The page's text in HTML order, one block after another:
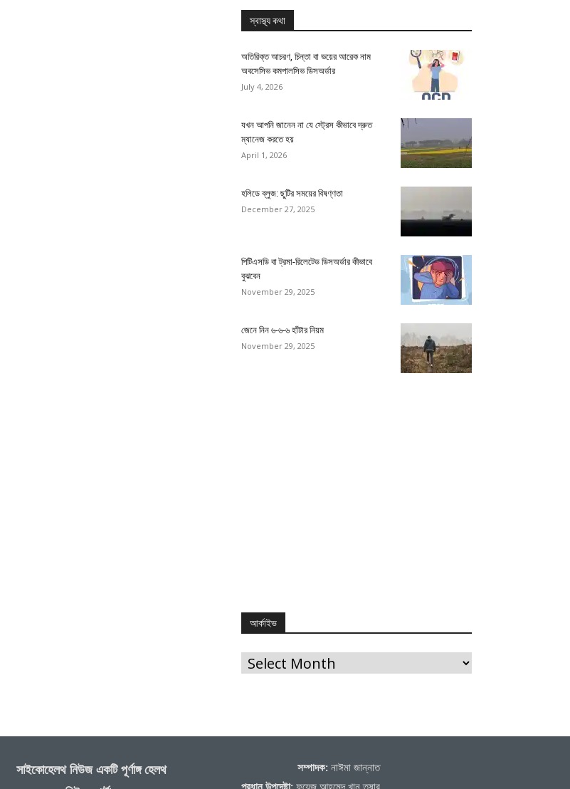
স্বাস্থ্য কথা
অতিরিক্ত আচরণ, চিন্তা বা ভয়ের আরেক নাম
অবসেসিভ কমপালসিভ ডিসঅর্ডার
July 4, 2026
যখন আপনি জানেন না যে স্ট্রেস কীভাবে দ্রুত
ম্যানেজ করতে হয়
April 1, 2026
হলিডে ব্লুজ: ছুটির সময়ের বিষণ্ণতা
December 27, 2025
পিটিএসডি বা ট্রমা-রিলেটেড ডিসঅর্ডার কীভাবে
বুঝবেন
November 29, 2025
জেনে নিন ৬-৬-৬ হাঁটার নিয়ম
November 29, 2025
আর্কাইভ
আর্কাইভ
সাইকোহেলথ নিউজ একটি পূর্ণাঙ্গ হেলথ
সম্পাদক: নাঈমা জান্নাত